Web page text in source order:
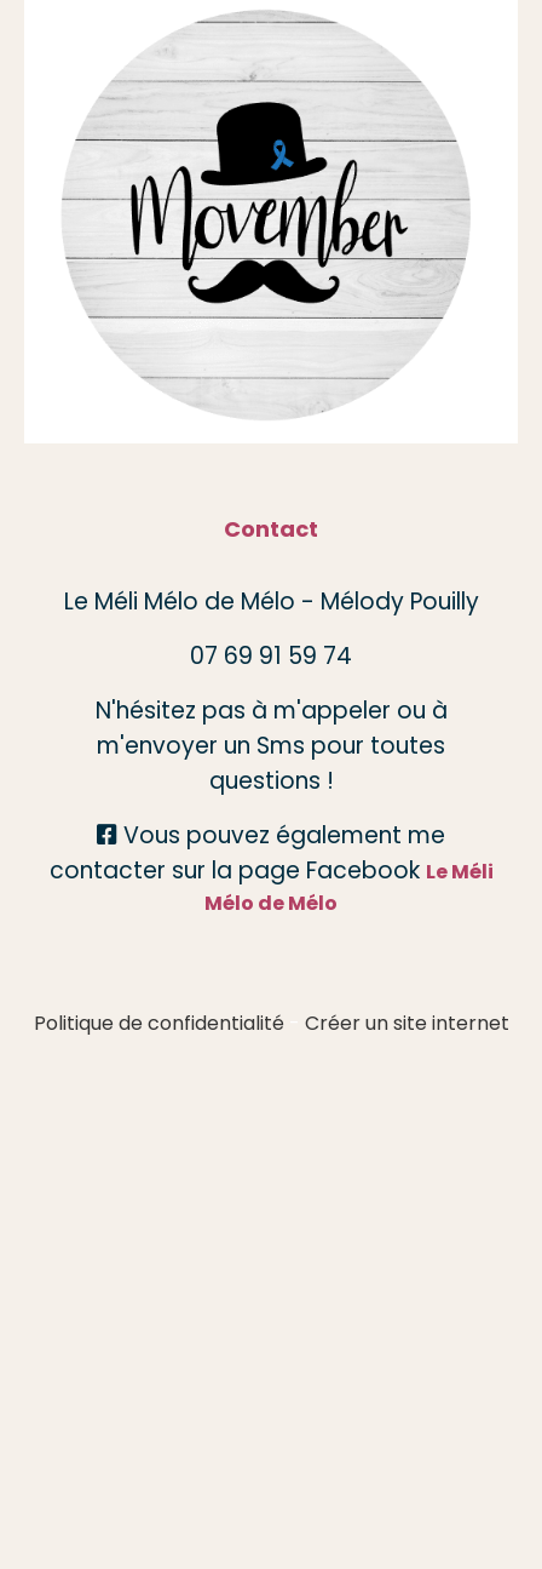
Contact
Le Méli Mélo de Mélo - Mélody Pouilly
07 69 91 59 74
N'hésitez pas à m'appeler ou à
m'envoyer un Sms pour toutes
questions !
 Vous pouvez également me
contacter sur la page Facebook Le Méli
Mélo de Mélo
Politique de confidentialité Créer un site internet